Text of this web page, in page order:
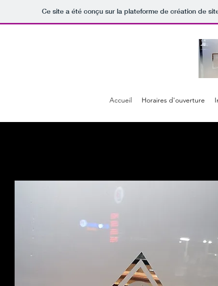
Ce site a été conçu sur la plateforme de création de
Accueil Horaires d'ouverture